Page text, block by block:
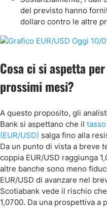
del previsto hanno
dollaro contro le altre
Cosa ci si aspetta
prossimi mesi?
A questo proposito, gli
Bank si aspettano che il
(EUR/USD) salga fino alla
Da un punto di vista a breve
coppia EUR/USD raggiunga
altre banche sono meno
EUR/USD di avanzare nel
Scotiabank vede il rischio
1,0700. Da una prospettiva a